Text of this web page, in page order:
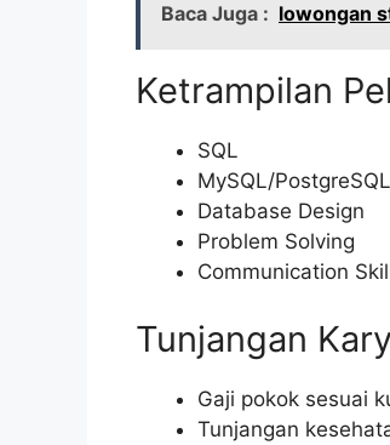
Baca Juga : lowongan
Ketrampilan
SQL
MySQL/
Database Design
Problem Solving
Communication
Tunjangan
Gaji pokok sesuai
Tunjangan